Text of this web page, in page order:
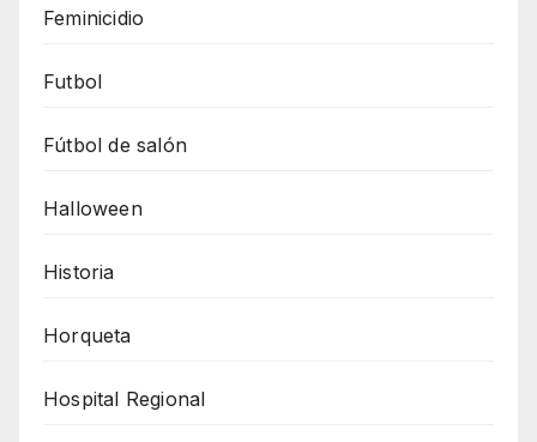
Feminicidio
Futbol
Fútbol de salón
Halloween
Historia
Horqueta
Hospital Regional